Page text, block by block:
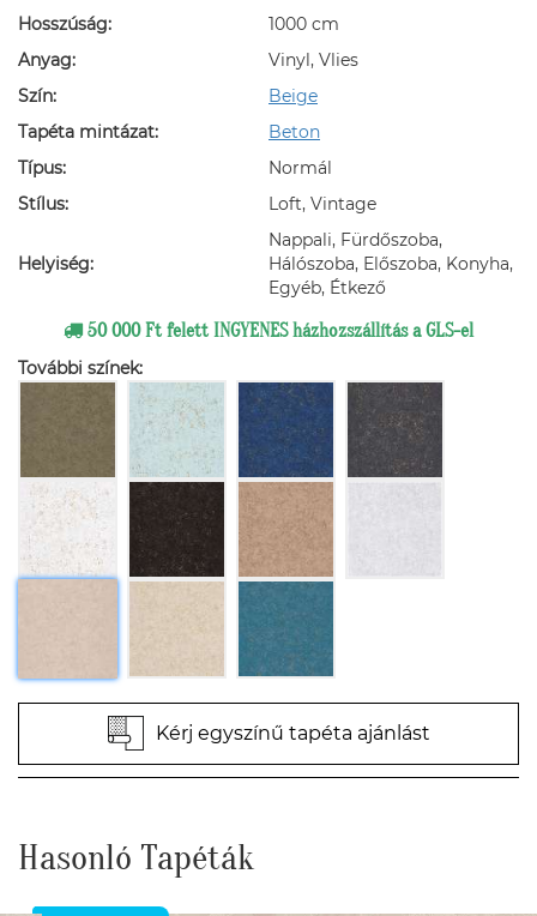
Hosszúság:
1000 cm
Anyag:
Vinyl, Vlies
Szín:
Beige
Tapéta mintázat:
Beton
Típus:
Normál
Stílus:
Loft, Vintage
Helyiség:
Nappali, Fürdőszoba,
Hálószoba, Előszoba, Konyha,
Egyéb, Étkező
50 000 Ft felett INGYENES házhozszállítás a GLS-el
További színek:
Kérj egyszínű tapéta ajánlást
Hasonló Tapéták